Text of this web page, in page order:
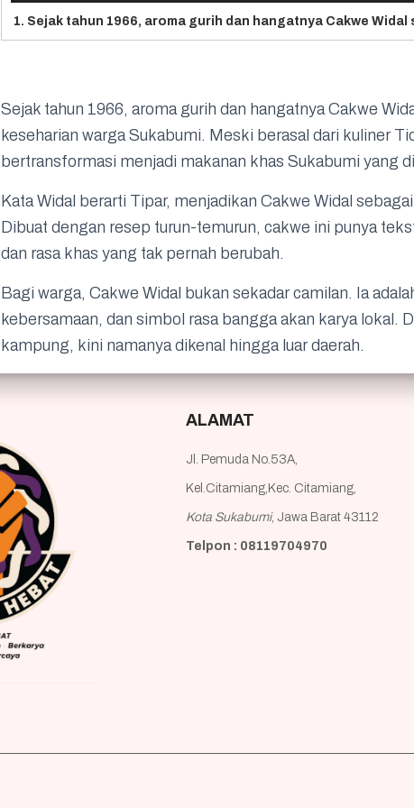
Sejak tahun 1966, aroma gurih dan hangatnya Cakwe
keseharian warga Sukabumi. Meski berasal dari kuliner
bertransformasi menjadi makanan khas Sukabumi yang
Kata Widal berarti Tipar, menjadikan Cakwe Widal
Dibuat dengan resep turun-temurun, cakwe ini punya
dan rasa khas yang tak pernah berubah.
Bagi warga, Cakwe Widal bukan sekadar camilan. Ia
kebersamaan, dan simbol rasa bangga akan karya lokal.
kampung, kini namanya dikenal hingga luar daerah.
ALAMAT
Jl. Pemuda No.53A,
Kel.Citamiang,Kec. Citamiang,
Kota Sukabumi, Jawa Barat 43112
Telpon : 08119704970